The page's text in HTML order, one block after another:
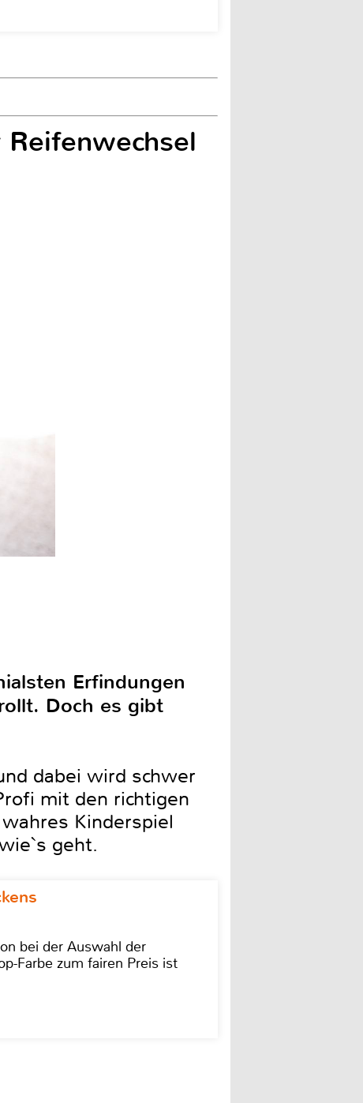
Erfindungen
Doch es gibt
dabei wird schwer
mit den richtigen
Kinderspiel
geht.
bei der Auswahl der
Farbe zum fairen Preis ist